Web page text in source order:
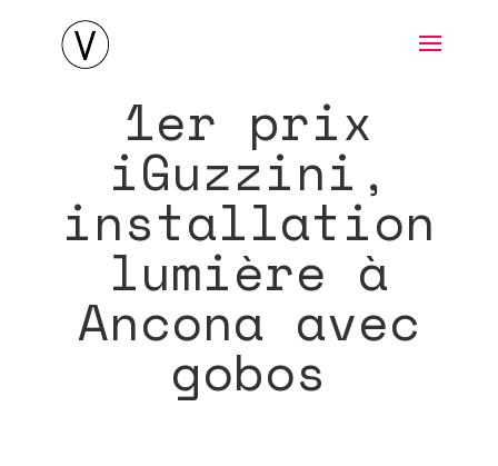
1er prix
iGuzzini,
installation
lumière à
Ancona avec
gobos